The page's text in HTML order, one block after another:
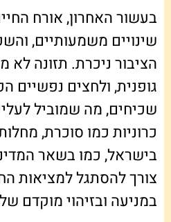
בעשור האחרון, אורח
שינויים משמעותיים,
הציבור ניכרת. תזונה לא
גופנית, ולחצים נפשיים
שכיחים, מה שמוביל
כרוניות כמו סוכרת,
בישראל, כמו בשאר
צורך להסתגל למציאות
במניעה ובזיהוי מוקדם